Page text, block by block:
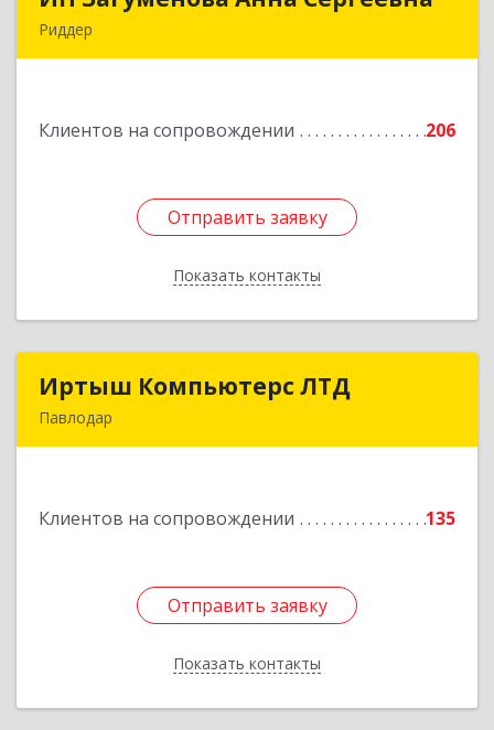
Риддер
Клиентов на сопровождении 206
Отправить заявку
Показать контакты
Подробнее
Отправить заявку
Назад
Иртыш Компьютерс ЛТД
Павлодар
Клиентов на сопровождении 135
Отправить заявку
Показать контакты
Иртыш Компьютерс ЛТД
Подробнее
Отправить заявку
Назад